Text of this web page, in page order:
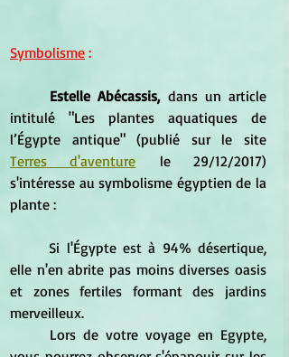
Symbolisme :
	Estelle Abécassis,
dans un article
intitulé "Les plantes aquatiques de
Terres d'aventure le 29/12/2017)
s'intéresse au symbolisme égyptien de la
plante :
Si l'Égypte est à 94% désertique,
elle n'en abrite pas moins diverses oasis
et zones fertiles formant des jardins
merveilleux.